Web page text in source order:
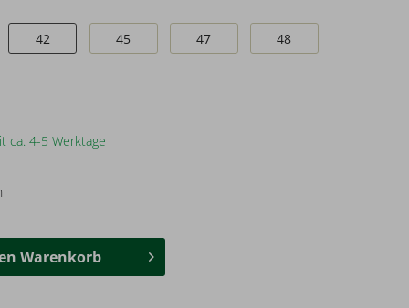
42 45 47 48
ca. 4-5 Werktage
Warenkorb